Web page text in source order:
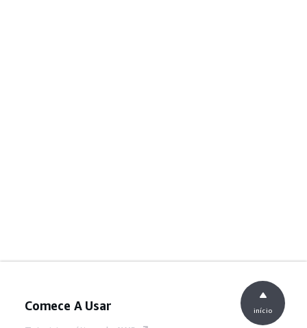
Comece A Usar início